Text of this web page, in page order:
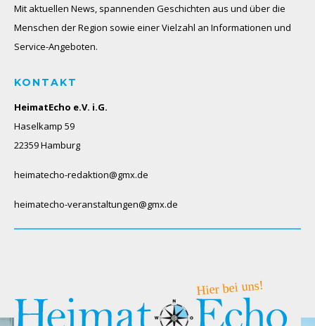
Mit aktuellen News, spannenden Geschichten aus und über die
Menschen der Region sowie einer Vielzahl an Informationen und
Service-Angeboten.
KONTAKT
HeimatEcho e.V. i.G.
Haselkamp 59
22359 Hamburg
heimatecho-redaktion@gmx.de
heimatecho-veranstaltungen@gmx.de